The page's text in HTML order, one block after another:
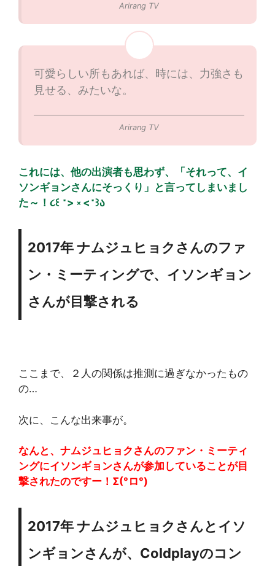
Arirang TV
可愛らしい所もあれば、時には、力強さも
見せる、みたいな。
Arirang TV
これには、他の出演者も思わず、「それって、イ
ソンギョンさんにそっくり」と言ってしまいまし
た～！૮꒰ ˶> ༝ <˶꒱ა
2017年 ナムジュヒョクさんのファ
ン・ミーティングで、イソンギョン
さんが目撃される
ここまで、２人の関係は推測に過ぎなかったもの
の…
次に、こんな出来事が。
なんと、ナムジュヒョクさんのファン・ミーティ
ングにイソンギョンさんが参加していることが目
撃されたのですー！Σ(°ロ°)
2017年 ナムジュヒョクさんとイソ
ンギョンさんが、Coldplayのコン